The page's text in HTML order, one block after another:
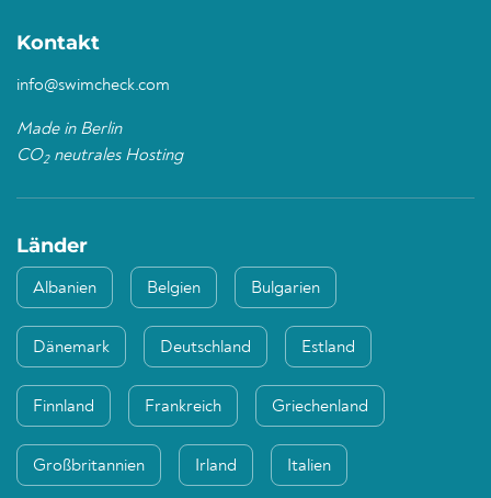
Kontakt
info@swimcheck.com
Made in Berlin
CO2neutrales Hosting
Länder
Albanien Belgien Bulgarien
Dänemark Deutschland Estland
Finnland Frankreich Griechenland
Großbritannien Irland Italien